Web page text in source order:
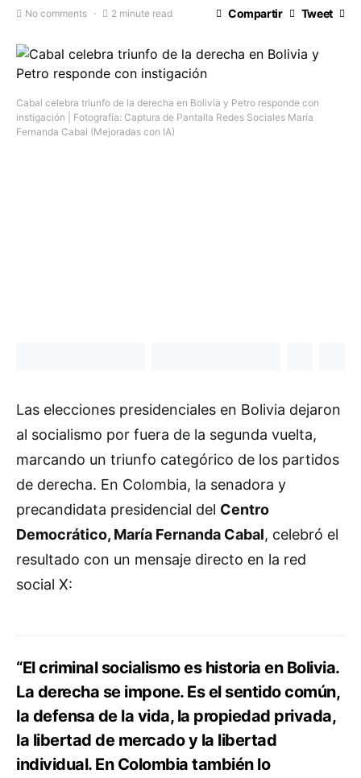
No comments 2 minute read Compartir Tweet
Cabal celebra triunfo de la derecha en Bolivia y Petro responde con
instigación | Fotografía: Captura de Pantalla Redes Sociales María
Fernanda Cabal (Mejoradas con IA)
Las elecciones presidenciales en Bolivia dejaron
al socialismo por fuera de la segunda vuelta,
marcando un triunfo categórico de los partidos
de derecha. En Colombia, la senadora y
precandidata presidencial del Centro
Democrático, María Fernanda Cabal, celebró el
resultado con un mensaje directo en la red
social X:
“El criminal socialismo es historia en Bolivia.
La derecha se impone. Es el sentido común,
la defensa de la vida, la propiedad privada,
la libertad de mercado y la libertad
individual. En Colombia también lo